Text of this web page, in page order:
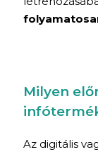
Milyen
Az digitális